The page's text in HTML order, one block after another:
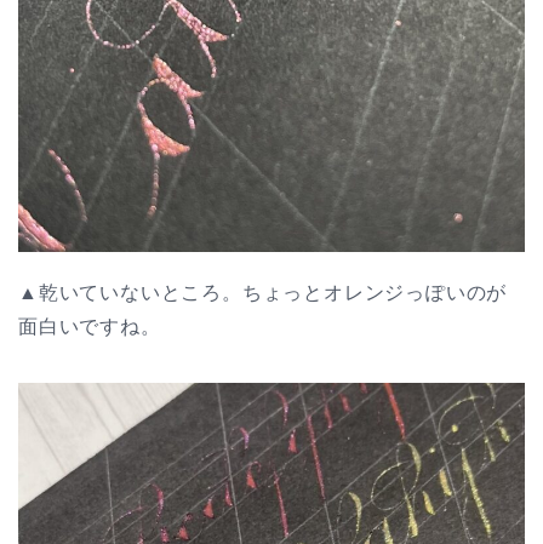
▲乾いていないところ。ちょっとオレンジっぽいのが
面白いですね。